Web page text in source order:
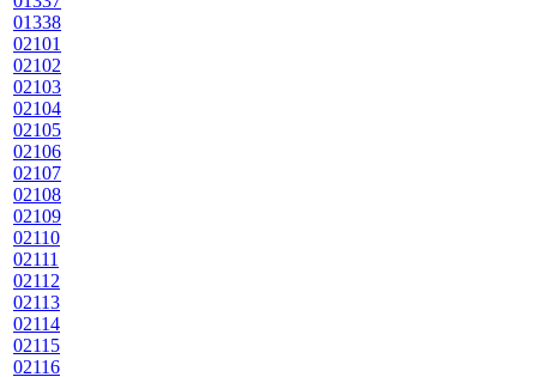
01338
02101
02102
02103
02104
02105
02106
02107
02108
02109
02110
02111
02112
02113
02114
02115
02116